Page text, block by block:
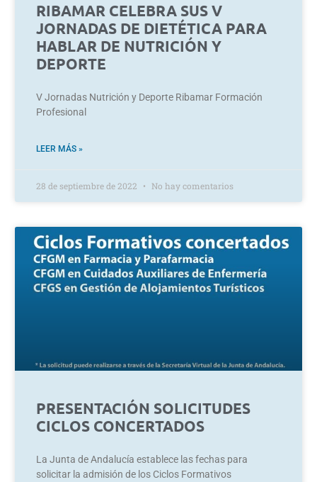
RIBAMAR CELEBRA SUS V
JORNADAS DE DIETÉTICA PARA
HABLAR DE NUTRICIÓN Y
DEPORTE
V Jornadas Nutrición y Deporte Ribamar Formación
Profesional
LEER MÁS »
28 de septiembre de 2022 No hay comentarios
PRESENTACIÓN SOLICITUDES
CICLOS CONCERTADOS
La Junta de Andalucía establece las fechas para
solicitar la admisión de los Ciclos Formativos